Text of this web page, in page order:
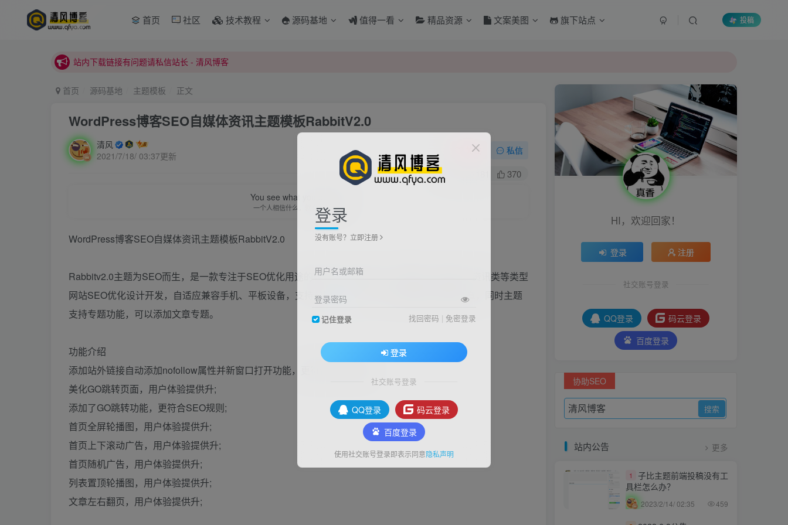
首页 社区 技术教程 源码基地 值得一看 精品资源 文案美图 旗下站点 投稿
站内下载链接有问题请私信站长 - 清风博客
首页 源码基地 主题模板 正文
WordPress博客SEO自媒体资讯主题模板RabbitV2.0
清风
2021/7/18/ 03:37更新
关注 私信
370
You see what you believe.
一个人相信什么，就会看见什么
WordPress博客SEO自媒体资讯主题模板RabbitV2.0
Rabbitv2.0主题为SEO而生，是一款专注于SEO优化用途的WordPress主题，专为博客、自媒体、资讯类等类型
网站SEO优化设计开发，自适应兼容手机、平板设备，支持前端用户
中心，可以前端发布/投稿文章，同时主题
支持专题功能，可以添加文章专题。
功能介绍
添加站外链接自动添加nofollow属性并新窗口打开功能，更符合SEO规则;
美化GO跳转页面，用户体验提供升;
添加了GO跳转功能，更符合SEO规则;
首页全屏轮播图，用户体验提供升;
首页上下滚动广告，用户体验提供升;
首页随机广告，用户体验提供升;
列表置顶轮播图，用户体验提供升;
文章左右翻页，用户体验提供升;
HI，欢迎回家！
登录 注册
社交账号登录
QQ登录
码云登录
百度登录
协助SEO
站内公告 更多
1
子比主题前端投稿没有工
具栏怎么办？
2023/2/14/ 02:35 459
登录
没有账号？立即注册
用户名或邮箱
登录密码
记住登录 找回密码 | 免密登录
登录
社交账号登录
QQ登录
码云登录
百度登录
使用社交账号登录即表示同意隐私声明